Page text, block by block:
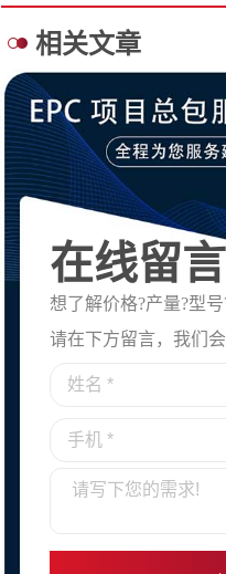
相关文章
在线留言
想了解价格?产量?型号
请在下方留言，我们